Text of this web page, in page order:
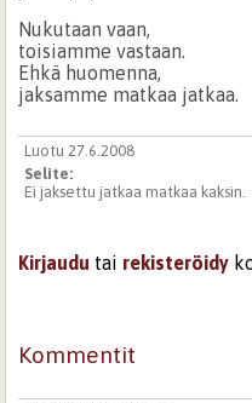
Nukutaan vaan,
toisiamme vastaan.
Ehkä huomenna,
jaksamme matkaa jatkaa.
Luotu 27.6.2008
Selite:
Ei jaksettu jatkaa matkaa kaksin.
Kirjaudu tai rekisteröidy
Kommentit